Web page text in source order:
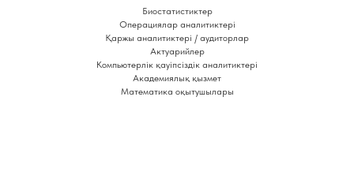
Биостатистиктер
Операциялар аналитиктері
Қаржы аналитиктері / аудиторлар
Актуарийлер
Компьютерлік қауіпсіздік аналитиктері
Академиялық қызмет
Математика оқытушылары